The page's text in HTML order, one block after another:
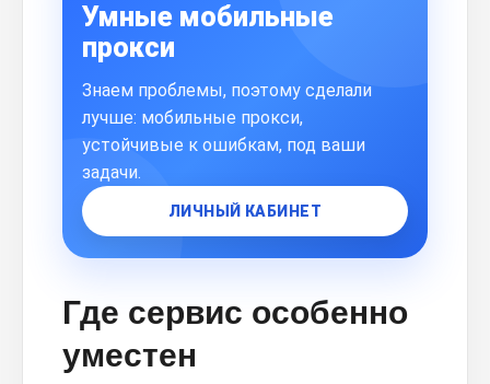
Умные мобильные
прокси
Знаем проблемы, поэтому сделали
лучше: мобильные прокси,
устойчивые к ошибкам, под ваши
задачи.
ЛИЧНЫЙ КАБИНЕТ
Где сервис особенно
уместен